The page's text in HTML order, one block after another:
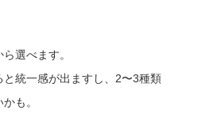
選べます。
と統一感が出ますし、2〜3種類
も。